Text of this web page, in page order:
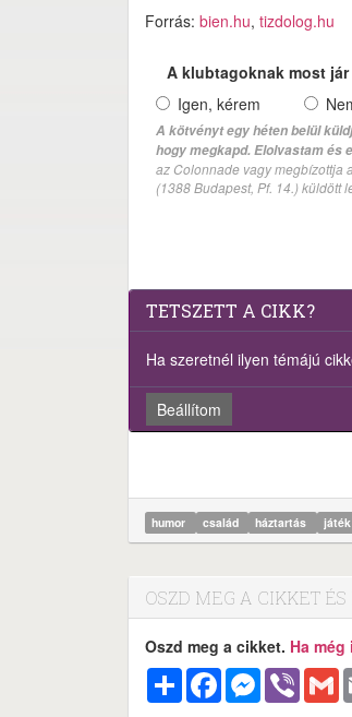
Forrás: bien.hu, tizdolog.hu
A klubtagoknak most jár
Igen, kérem
A kötvényt egy héten belül
hogy megkapd. Elolvastam és
az Colonnade vagy megbízottja
(1388 Budapest, Pf. 14.) küldött
TETSZETT A CIKK?
Ha szeretnél ilyen témájú
Beállítom
humor család háztartás játék
OSZD MEG A CIKKET ÉS
Oszd meg a cikket. Ha
MegosztásFacebookMessenger
Viber